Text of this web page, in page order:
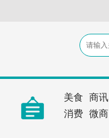
美食 商讯
消费 微商